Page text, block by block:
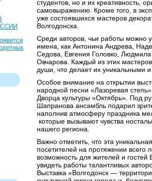
студентов, но и их креативность,
самовыражению. Кроме того, в
уже состоявшихся мастеров
Волгодонска.
Среди авторов, чьи работы можно
имена, как Антонина Андрева,
Седова, Евгения Головко,
Овчарова. Каждый из этих
души, что делает их уникальными
Особое внимание на открытии
народной песни «Лазоревая
Дворца культуры «Октябрь». Под
Шапранова ансамбль подарил
наполнив атмосферу праздника
которые вызывают чувства
нашего региона.
Важно отметить, что эта
посетителей на протяжении всего
возможность для жителей и гостей
увидеть работы талантливых
Выставка «Волгодонск —